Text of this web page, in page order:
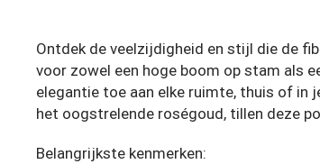
Ontdek de veelzijdigheid en stijl die de
voor zowel een hoge boom op stam als
elegantie toe aan elke ruimte, thuis of in
het oogstrelende roségoud, tillen deze
Belangrijkste kenmerken: